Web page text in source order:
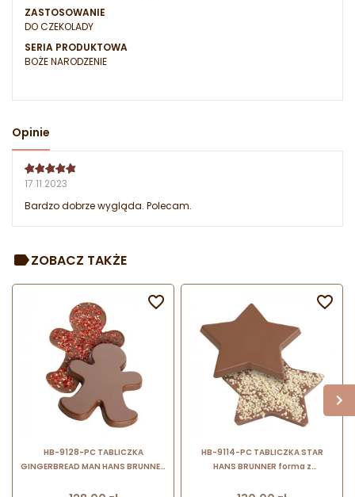
ZASTOSOWANIE
DO CZEKOLADY
SERIA PRODUKTOWA
BOŻE NARODZENIE
Opinie
17.11.2023
Bardzo dobrze wygląda. Polecam.
ZOBACZ TAKŻE
HB-9128-PC TABLICZKA
GINGERBREAD MAN HANS BRUNNER

HB-9114-PC TABLICZKA STAR
HANS BRUNNER forma z
